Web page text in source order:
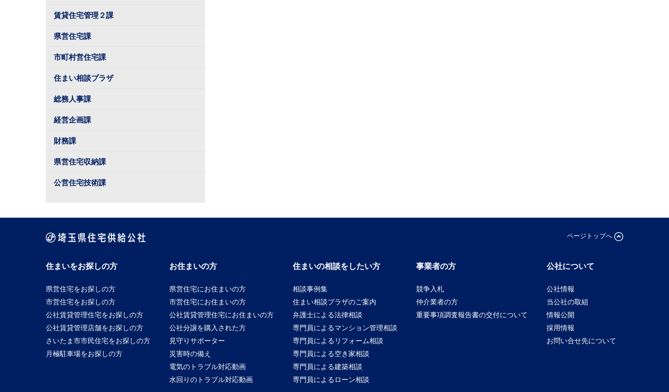
賃貸住宅管理２課
県営住宅課
市町村営住宅課
住まい相談プラザ
総務人事課
経営企画課
財務課
県営住宅収納課
公営住宅技術課
ページトップへ
住まいをお探しの方
県営住宅をお探しの方
市営住宅をお探しの方
公社賃貸管理住宅をお探しの方
公社賃貸管理店舗をお探しの方
さいたま市市民住宅をお探しの方
月極駐車場をお探しの方
お住まいの方
県営住宅にお住まいの方
市営住宅にお住まいの方
公社賃貸管理住宅にお住まいの方
公社分譲を購入された方
見守りサポーター
災害時の備え
電気のトラブル対応動画
水回りのトラブル対応動画
住まいの相談をしたい方
相談事例集
住まい相談プラザのご案内
弁護士による法律相談
専門員によるマンション管理相談
専門員によるリフォーム相談
専門員による空き家相談
専門員による建築相談
専門員によるローン相談
事業者の方
競争入札
仲介業者の方
重要事項調査報告書の交付について
公社について
公社情報
当公社の取組
情報公開
採用情報
お問い合せ先について